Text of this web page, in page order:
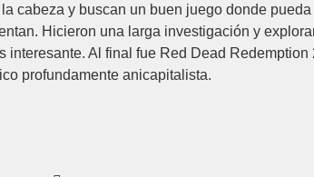
cabeza y buscan un buen juego donde pueda
Hicieron una larga investigación y
Al final fue Red Dead Redemption
profundamente anicapitalista.